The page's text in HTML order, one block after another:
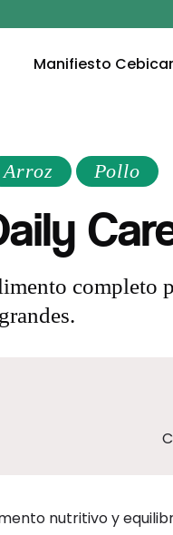
Manifiesto
Arroz Pollo
completo
nutritivo y